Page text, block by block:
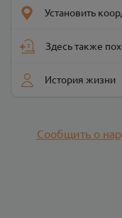
Установить
Здесь также
История жизни
Сообщить о